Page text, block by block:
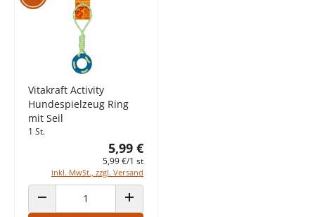
Vitakraft Activity
Hundespielzeug Ring
mit Seil
1 St.
5,99 €
5,99 €/1 st
inkl. MwSt., zzgl. Versand
ANZAHL VERRINGERN ANZAHL ERHÖHEN